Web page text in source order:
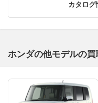
シートヒーター、チップ
ヤシートスライド、シー
ウトレットダブルリング
の種類の装備が追加され
評価が期待できる。
カタログ
ホンダの他モデルの買